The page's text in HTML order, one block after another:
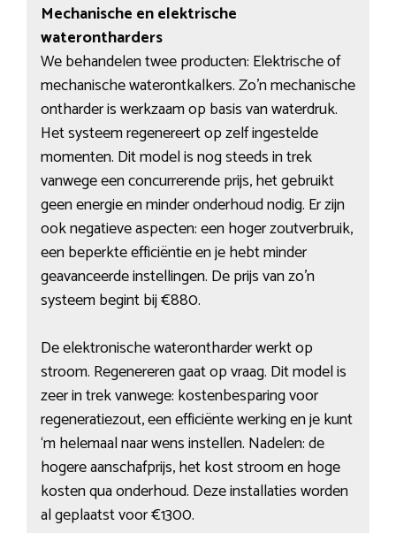
Mechanische en elektrische
waterontharders
We behandelen twee producten: Elektrische of
mechanische waterontkalkers. Zo’n mechanische
ontharder is werkzaam op basis van waterdruk.
Het systeem regenereert op zelf ingestelde
momenten. Dit model is nog steeds in trek
vanwege een concurrerende prijs, het gebruikt
geen energie en minder onderhoud nodig. Er zijn
ook negatieve aspecten: een hoger zoutverbruik,
een beperkte efficiëntie en je hebt minder
geavanceerde instellingen. De prijs van zo’n
systeem begint bij €880.
De elektronische waterontharder werkt op
stroom. Regenereren gaat op vraag. Dit model is
zeer in trek vanwege: kostenbesparing voor
regeneratiezout, een efficiënte werking en je kunt
‘m helemaal naar wens instellen. Nadelen: de
hogere aanschafprijs, het kost stroom en hoge
kosten qua onderhoud. Deze installaties worden
al geplaatst voor €1300.